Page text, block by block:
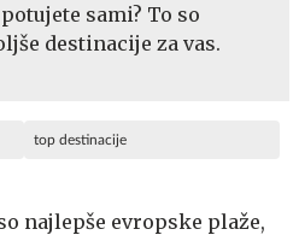
sami? To so
destinacije za vas.
top destinacije
najlepše evropske plaže,